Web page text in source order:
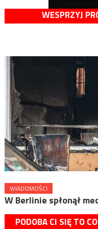
WESPRZYJ
WIADOMOŚCI
W Berlinie spłonął
PODOBA CI SIĘ TO